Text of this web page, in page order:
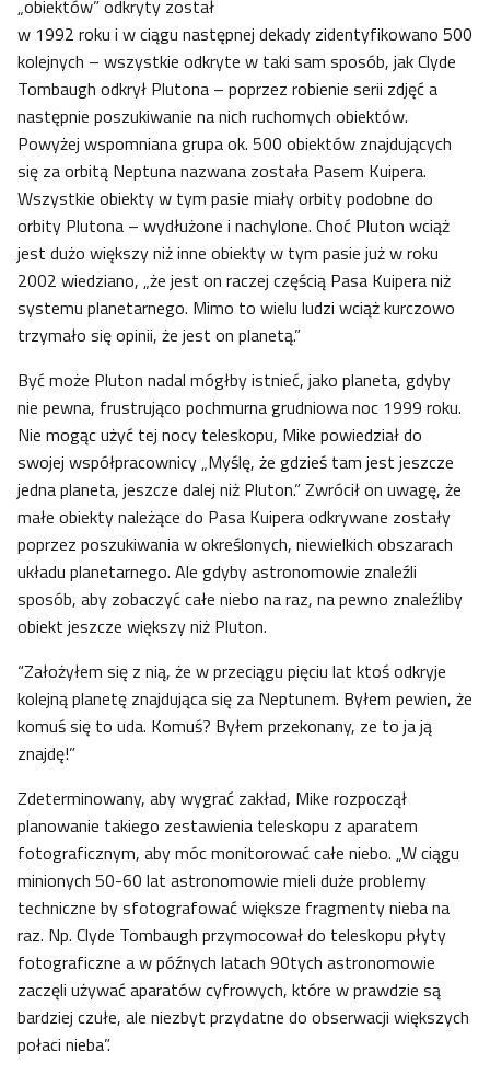
„obiektów” odkryty został
w 1992 roku i w ciągu następnej dekady zidentyfikowano 500
kolejnych – wszystkie odkryte w taki sam sposób, jak Clyde
Tombaugh odkrył Plutona – poprzez robienie serii zdjęć a
następnie poszukiwanie na nich ruchomych obiektów.
Powyżej wspomniana grupa ok. 500 obiektów znajdujących
się za orbitą Neptuna nazwana została Pasem Kuipera.
Wszystkie obiekty w tym pasie miały orbity podobne do
orbity Plutona – wydłużone i nachylone. Choć Pluton wciąż
jest dużo większy niż inne obiekty w tym pasie już w roku
2002 wiedziano, „że jest on raczej częścią Pasa Kuipera niż
systemu planetarnego. Mimo to wielu ludzi wciąż kurczowo
trzymało się opinii, że jest on planetą.”
Być może Pluton nadal mógłby istnieć, jako planeta, gdyby
nie pewna, frustrująco pochmurna grudniowa noc 1999 roku.
Nie mogąc użyć tej nocy teleskopu, Mike powiedział do
swojej współpracownicy „Myślę, że gdzieś tam jest jeszcze
jedna planeta, jeszcze dalej niż Pluton.” Zwrócił on uwagę, że
małe obiekty należące do Pasa Kuipera odkrywane zostały
poprzez poszukiwania w określonych, niewielkich obszarach
układu planetarnego. Ale gdyby astronomowie znaleźli
sposób, aby zobaczyć całe niebo na raz, na pewno znaleźliby
obiekt jeszcze większy niż Pluton.
“Założyłem się z nią, że w przeciągu pięciu lat ktoś odkryje
kolejną planetę znajdująca się za Neptunem. Byłem pewien, że
komuś się to uda. Komuś? Byłem przekonany, ze to ja ją
znajdę!”
Zdeterminowany, aby wygrać zakład, Mike rozpoczął
planowanie takiego zestawienia teleskopu z aparatem
fotograficznym, aby móc monitorować całe niebo. „W ciągu
minionych 50-60 lat astronomowie mieli duże problemy
techniczne by sfotografować większe fragmenty nieba na
raz. Np. Clyde Tombaugh przymocował do teleskopu płyty
fotograficzne a w późnych latach 90tych astronomowie
zaczęli używać aparatów cyfrowych, które w prawdzie są
bardziej czułe, ale niezbyt przydatne do obserwacji większych
połaci nieba”.